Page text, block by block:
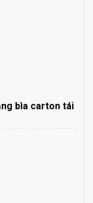
bìa carton tái